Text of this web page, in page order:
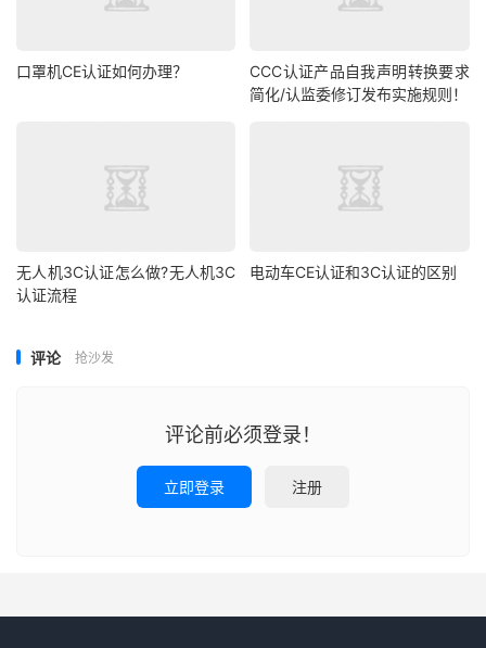
口罩机CE认证如何办理？
CCC认证产品自我声明转换要求
简化/认监委修订发布实施规则！
无人机3C认证怎么做?无人机3C
认证流程
电动车CE认证和3C认证的区别
评论 抢沙发
评论前必须登录！
立即登录 注册